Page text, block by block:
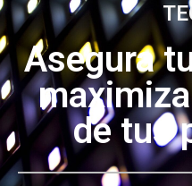
Asegura
de tus